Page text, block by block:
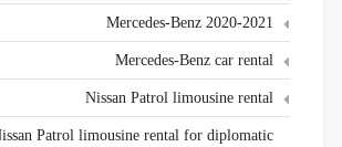
Mercedes-Benz 2020-2021
Mercedes-Benz car rental
Nissan Patrol limousine rental
Patrol limousine rental for diplomatic